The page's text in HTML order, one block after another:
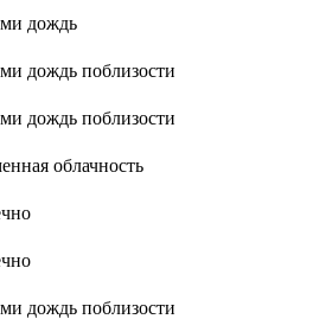
дождь
дождь поблизости
дождь поблизости
облачность
дождь поблизости